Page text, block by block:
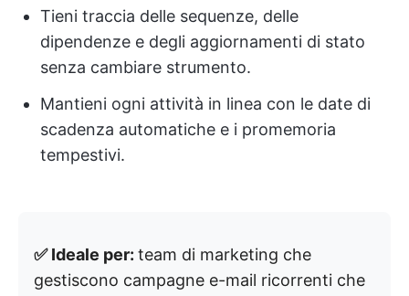
Tieni traccia delle sequenze, delle
dipendenze e degli aggiornamenti di stato
senza cambiare strumento.
Mantieni ogni attività in linea con le date di
scadenza automatiche e i promemoria
tempestivi.
✅ Ideale per: team di marketing che
gestiscono campagne e-mail ricorrenti che